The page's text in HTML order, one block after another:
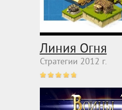
Линия Огня
Стратегии 2012 г.